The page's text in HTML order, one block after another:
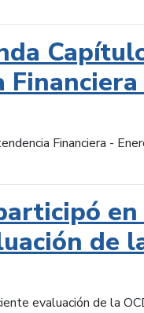
Financiera -
de
evaluación de la